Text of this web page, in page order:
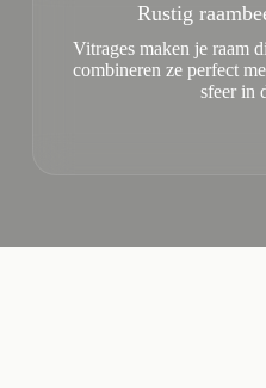
Rustig
Vitrages maken je raam
combineren ze perfect
sfeer in